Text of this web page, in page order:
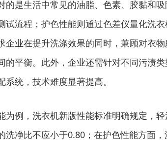
的是生活中常见的油脂、色素、胶黏和
试流程；护色性能则通过色差仪量化洗
企业在提升洗涤效果的同时，兼顾对衣
的平衡。此外，企业还需针对不同污渍
统，技术难度显著提高。
例，洗衣机新版性能标准明确规定，轻
洗净比不应小于0.80；在护色性能方面